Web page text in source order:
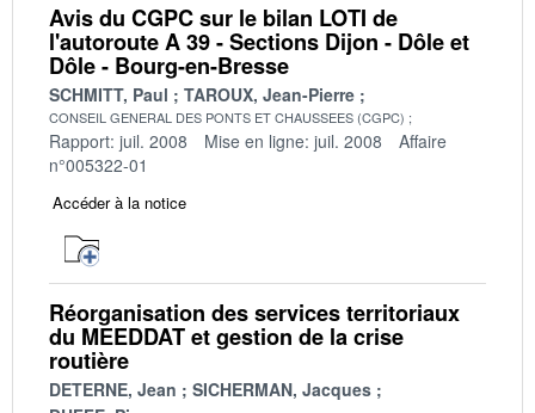
Avis du CGPC sur le bilan LOTI de
l'autoroute A 39 - Sections Dijon - Dôle et
Dôle - Bourg-en-Bresse
SCHMITT, Paul TAROUX, Jean-Pierre
CONSEIL GENERAL DES PONTS ET CHAUSSEES (CGPC)
Rapport: juil. 2008 Mise en ligne: juil. 2008
Affaire
n°005322-01
Accéder à la notice
Réorganisation des services territoriaux
du MEEDDAT et gestion de la crise
routière
DETERNE, Jean
SICHERMAN, Jacques